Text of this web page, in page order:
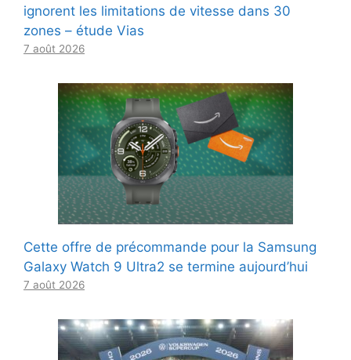
ignorent les limitations de vitesse dans 30
zones – étude Vias
7 août 2026
Cette offre de précommande pour la Samsung
Galaxy Watch 9 Ultra2 se termine aujourd’hui
7 août 2026